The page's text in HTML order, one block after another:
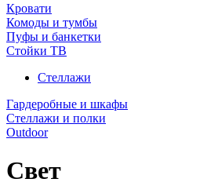
Кровати
Комоды и тумбы
Пуфы и банкетки
Стойки ТВ
Стеллажи
Гардеробные и шкафы
Стеллажи и полки
Outdoor
Свет